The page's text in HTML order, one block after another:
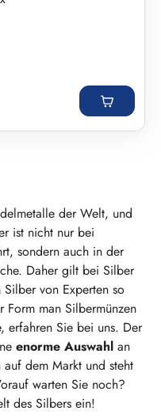
der Welt, und
ist nicht nur bei
sondern auch in der
Daher gilt bei Silber
von Experten so
man Silbermünzen
erfahren Sie bei uns. Der
enorme Auswahl an
dem Markt und steht
warten Sie noch?
des Silbers ein!